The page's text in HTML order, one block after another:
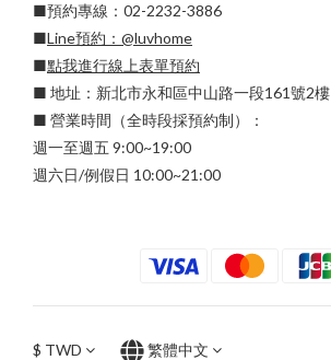
■預約專線：02-2232-3886
■Line預約： @luvhome
■點我進行線上表單預約
■ 地址：新北市永和區中山路一段161號2樓
■ 營業時間（全時段採預約制）：
週一至週五 9:00~19:00
週六日/例假日 10:00~21:00
$ TWD 繁體中文